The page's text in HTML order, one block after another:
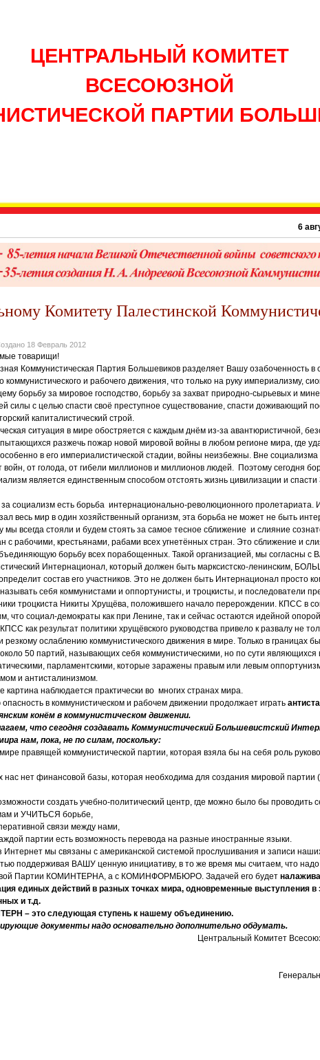
ЦЕНТРАЛЬНЫЙ КОМИТЕТ
ВСЕСОЮЗНОЙ
ПАРТИИ
6
Комитету Палестинской
18 Февраль 2012
товарищи!
Коммунистическая Партия Большевиков разделяет Вашу озабоченность в
коммунистического и рабочего движения, что только на руку империализму,
борьбу за мировое господство, борьбу за захват природно-сырьевых и
силы с целью спасти своё преступное существование, спасти доживающий
капиталистический строй.
ситуация в мире обостряется с каждым днём из-за авантюристичной,
разжечь пожар новой мировой войны в любом регионе мира, где
в его империалистической стадии, войны неизбежны. Вне социализма
войн, от голода, от гибели миллионов и миллионов людей. Поэтому сегодня
является единственным способом отстоять жизнь цивилизации и
социализм есть борьба интернационально-революционного пролетариата.
весь мир в один хозяйственный организм, эта борьба не может не быть
мы всегда стояли и будем стоять за самое тесное сближение и слияние
с рабочими, крестьянами, рабами всех угнетённых стран. Это сближение и
борьбу всех порабощенных. Такой организацией, мы согласны с
Интернационал, который должен быть марксистско-ленинским,
состав его участников. Это не должен быть Интернационал просто
себя коммунистами и оппортунисты, и троцкисты, и последователи
троцкиста Никиты Хрущёва, положившего начало перерождении. КПСС в
что социал-демократы как при Ленине, так и сейчас остаются идейной
как результат политики хрущёвского руководства привело к развалу не
резкому ослаблению коммунистического движения в мире. Только в границах
50 партий, называющих себя коммунистическими, но по сути являющихся
парламентскими, которые заражены правым или левым
и антисталинизмом.
картина наблюдается практически во многих странах мира.
в коммунистическом и рабочем движении продолжает играть
конём в коммунистическом движении.
что сегодня создавать Коммунистический Большевистский
нам, пока, не по силам, поскольку:
правящей коммунистической партии, которая взяла бы на себя роль
нас нет финансовой базы, которая необходима для создания мировой
создать учебно-политический центр, где можно было бы проводить
и УЧИТЬСЯ борьбе,
связи между нами,
партии есть возможность перевода на разные иностранные языки.
Интернет мы связаны с американской системой прослушивания и записи
поддерживая ВАШУ ценную инициативу, в то же время мы считаем, что надо
Партии КОМИНТЕРНА, а с КОМИНФОРМБЮРО. Задачей его будет
единых действий в разных точках мира, одновременные выступления в
и т.д.
– это следующая ступень к нашему объединению.
документы надо основательно дополнительно обдумать.
Центральный Комитет